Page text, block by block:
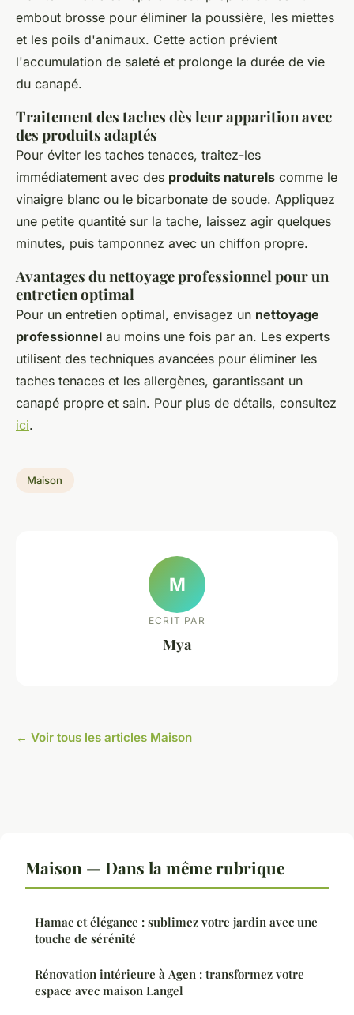
embout brosse pour éliminer la poussière, les miettes
et les poils d'animaux. Cette action prévient
l'accumulation de saleté et prolonge la durée de vie
du canapé.
Traitement des taches dès leur apparition avec
des produits adaptés
Pour éviter les taches tenaces, traitez-les
immédiatement avec des produits naturels comme le
vinaigre blanc ou le bicarbonate de soude. Appliquez
une petite quantité sur la tache, laissez agir quelques
minutes, puis tamponnez avec un chiffon propre.
Avantages du nettoyage professionnel pour un
entretien optimal
Pour un entretien optimal, envisagez un nettoyage
professionnel au moins une fois par an. Les experts
utilisent des techniques avancées pour éliminer les
taches tenaces et les allergènes, garantissant un
canapé propre et sain. Pour plus de détails, consultez
ici.
Maison
M
ECRIT PAR
Mya
← Voir tous les articles Maison
Maison — Dans la même rubrique
Hamac et élégance : sublimez votre jardin avec une
touche de sérénité
Rénovation intérieure à Agen : transformez votre
espace avec maison Langel